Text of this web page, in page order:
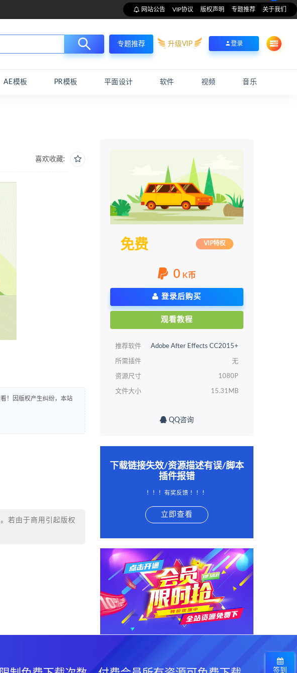
网站公告 VIP协议 版权声明 专题推荐 关于我们
专题推荐 升级VIP 登录
AE模板 PR模板 平面设计 软件 视频 音乐
喜欢收藏:
！因版权产生纠纷，本站
若由于商用引起版权
免费 VIP特权
0 K币
登录后购买
观看教程
推荐软件 Adobe After Effects CC2015+
所需插件 无
资源尺寸 1080P
文件大小 15.31MB
QQ咨询
下载链接失效/资源描述有误/脚本
插件报错
！！！有奖反馈 ！！！
立即查看
签到